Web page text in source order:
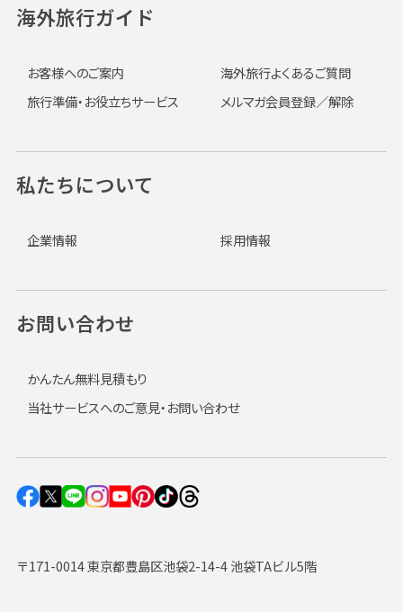
〒171-0014 東京都豊島区池袋2-14-4 池袋TAビル5階
海外旅行ガイド
お客様へのご案内
海外旅行よくあるご質問
旅行準備・お役立ちサービス
メルマガ会員登録／解除
私たちについて
企業情報 採用情報
お問い合わせ
かんたん無料見積もり
当社サービスへのご意見・お問い合わせ